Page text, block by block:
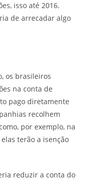
isso até 2016.
de arrecadar algo
os brasileiros
na conta de
pago diretamente
recolhem
por exemplo, na
terão a isenção
reduzir a conta do